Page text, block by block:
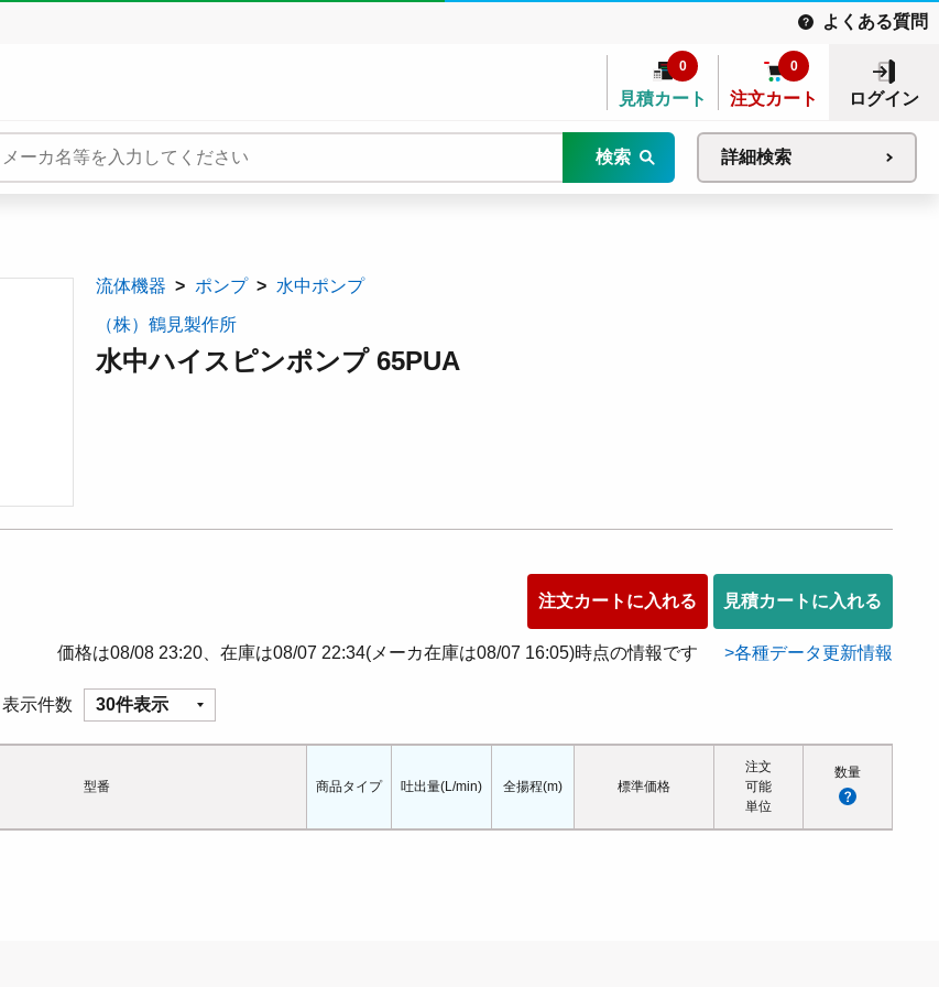
よくある質問
見積カート
0
注文カート
0
ログイン
検索 詳細検索
流体機器 ポンプ 水中ポンプ
（株）鶴見製作所
水中ハイスピンポンプ 65PUA
注文カートに入れる 見積カートに入れる
価格は08/08 23:20、在庫は08/07 22:34(メーカ在庫は08/07 16:05)時点の情報です 各種データ更新情報
表示件数 30件表示
型番 商品タイプ 吐出量(L/min) 全揚程(m) 標準価格
注文
可能
単位
数量